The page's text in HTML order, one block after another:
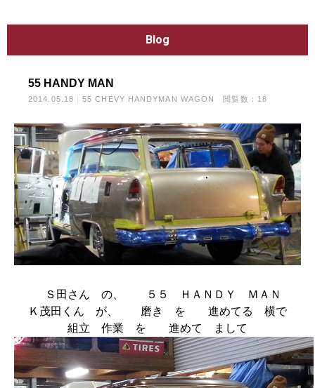
Blog
55 HANDY MAN
2014.05.18 55 CHEVY HANDYMAN WAGON 閲覧数：18
Ｓ田さん の、 ５５ ＨＡＮＤＹ ＭＡＮ
Ｋ茂田くん が、 磨き を 進めてる 横で
組立 作業 を 進めて まして